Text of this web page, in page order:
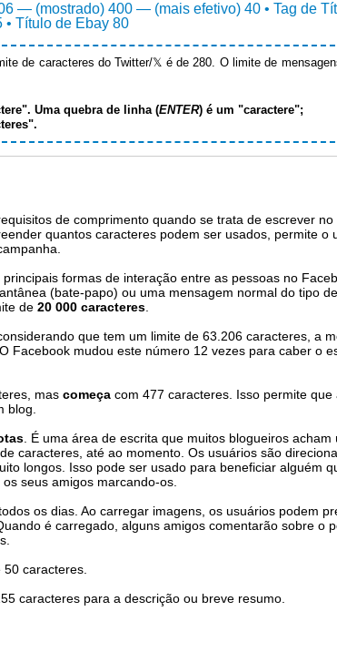
— (mostrado) 400 — (mais efetivo) 40 • Tag de
• Título de Ebay 80
de caracteres do Twitter/𝕏 é de 280. O limite de
Uma quebra de linha (ENTER) é um "caractere";
de comprimento quando se trata de escrever no
quantos caracteres podem ser usados, permite o
formas de interação entre as pessoas no
(bate-papo) ou uma mensagem normal do tipo
de 20 000 caracteres
que tem um limite de 63.206 caracteres, a
O Facebook mudou este número 12 vezes para caber o
mas começa com 477 caracteres. Isso permite que
blog.
. É uma área de escrita que muitos blogueiros acham
caracteres, até ao momento. Os usuários são
longos. Isso pode ser usado para beneficiar alguém
seus amigos marcando-os.
os dias. Ao carregar imagens, os usuários podem
é carregado, alguns amigos comentarão sobre o
caracteres.
caracteres para a descrição ou breve resumo.